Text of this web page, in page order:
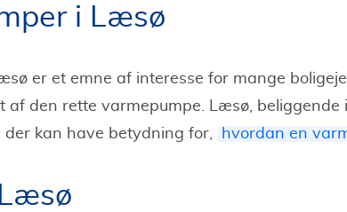
i Læsø
er et emne af interesse for mange
af den rette varmepumpe. Læsø, beliggende
der kan have betydning for,
hvordan en